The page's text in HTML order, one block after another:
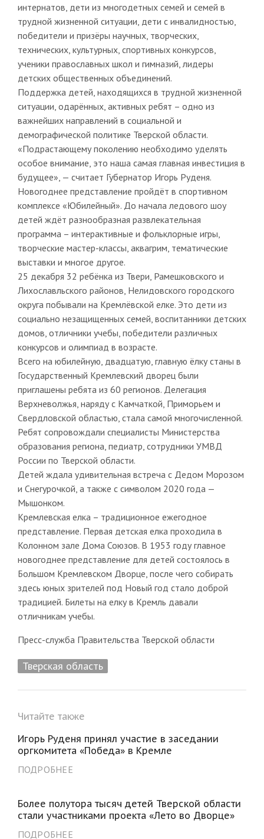
интернатов, дети из многодетных семей и семей в
трудной жизненной ситуации, дети с инвалидностью,
победители и призёры научных, творческих,
технических, культурных, спортивных конкурсов,
ученики православных школ и гимназий, лидеры
детских общественных объединений.
Поддержка детей, находящихся в трудной жизненной
ситуации, одарённых, активных ребят – одно из
важнейших направлений в социальной и
демографической политике Тверской области.
«Подрастающему поколению необходимо уделять
особое внимание, это наша самая главная инвестиция в
будущее», — считает Губернатор Игорь Руденя.
Новогоднее представление пройдёт в спортивном
комплексе «Юбилейный». До начала ледового шоу
детей ждёт разнообразная развлекательная
программа – интерактивные и фольклорные игры,
творческие мастер-классы, аквагрим, тематические
выставки и многое другое.
25 декабря 32 ребёнка из Твери, Рамешковского и
Лихославльского районов, Нелидовского городского
округа побывали на Кремлёвской елке. Это дети из
социально незащищенных семей, воспитанники детских
домов, отличники учебы, победители различных
конкурсов и олимпиад в возрасте.
Всего на юбилейную, двадцатую, главную ёлку станы в
Государственный Кремлевский дворец были
приглашены ребята из 60 регионов. Делегация
Верхневолжья, наряду с Камчаткой, Приморьем и
Свердловской областью, стала самой многочисленной.
Ребят сопровождали специалисты Министерства
образования региона, педиатр, сотрудники УМВД
России по Тверской области.
Детей ждала удивительная встреча с Дедом Морозом
и Снегурочкой, а также с символом 2020 года —
Мышонком.
Кремлевская елка – традиционное ежегодное
представление. Первая детская елка проходила в
Колонном зале Дома Союзов. В 1953 году главное
новогоднее представление для детей состоялось в
Большом Кремлевском Дворце, после чего собирать
здесь юных зрителей под Новый год стало доброй
традицией. Билеты на елку в Кремль давали
отличникам учебы.
Пресс-служба Правительства Тверской области
Тверская область
Читайте также
Игорь Руденя принял участие в заседании
оргкомитета «Победа» в Кремле
ПОДРОБНЕЕ
Более полутора тысяч детей Тверской области
стали участниками проекта «Лето во Дворце»
ПОДРОБНЕЕ